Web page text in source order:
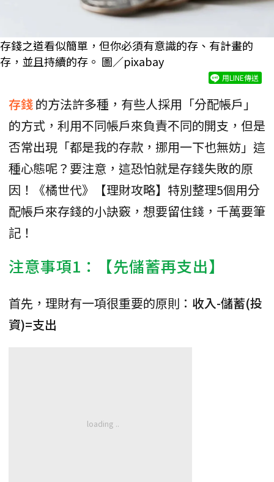
存錢之道看似簡單，但你必須有意識的存、有計畫的
存，並且持續的存。 圖／pixabay
用LINE傳送
存錢的方法許多種，有些人採用「分配帳戶」
的方式，利用不同帳戶來負責不同的開支，但是
否常出現「都是我的存款，挪用一下也無妨」這
種心態呢？要注意，這恐怕就是存錢失敗的原
因！《橘世代》【理財攻略】特別整理5個用分
配帳戶來存錢的小訣竅，想要留住錢，千萬要筆
記！
注意事項1：【先儲蓄再支出】
首先，理財有一項很重要的原則： 收入-儲蓄(投
資)=支出